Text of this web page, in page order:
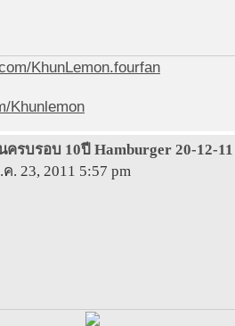
KhunLemon.fourfan
Khunlemon
ครบรอบ 10ปี Hamburger 20-12-11
. 23, 2011 5:57 pm